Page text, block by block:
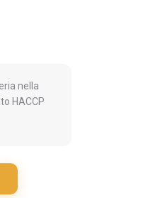
nella
HACCP